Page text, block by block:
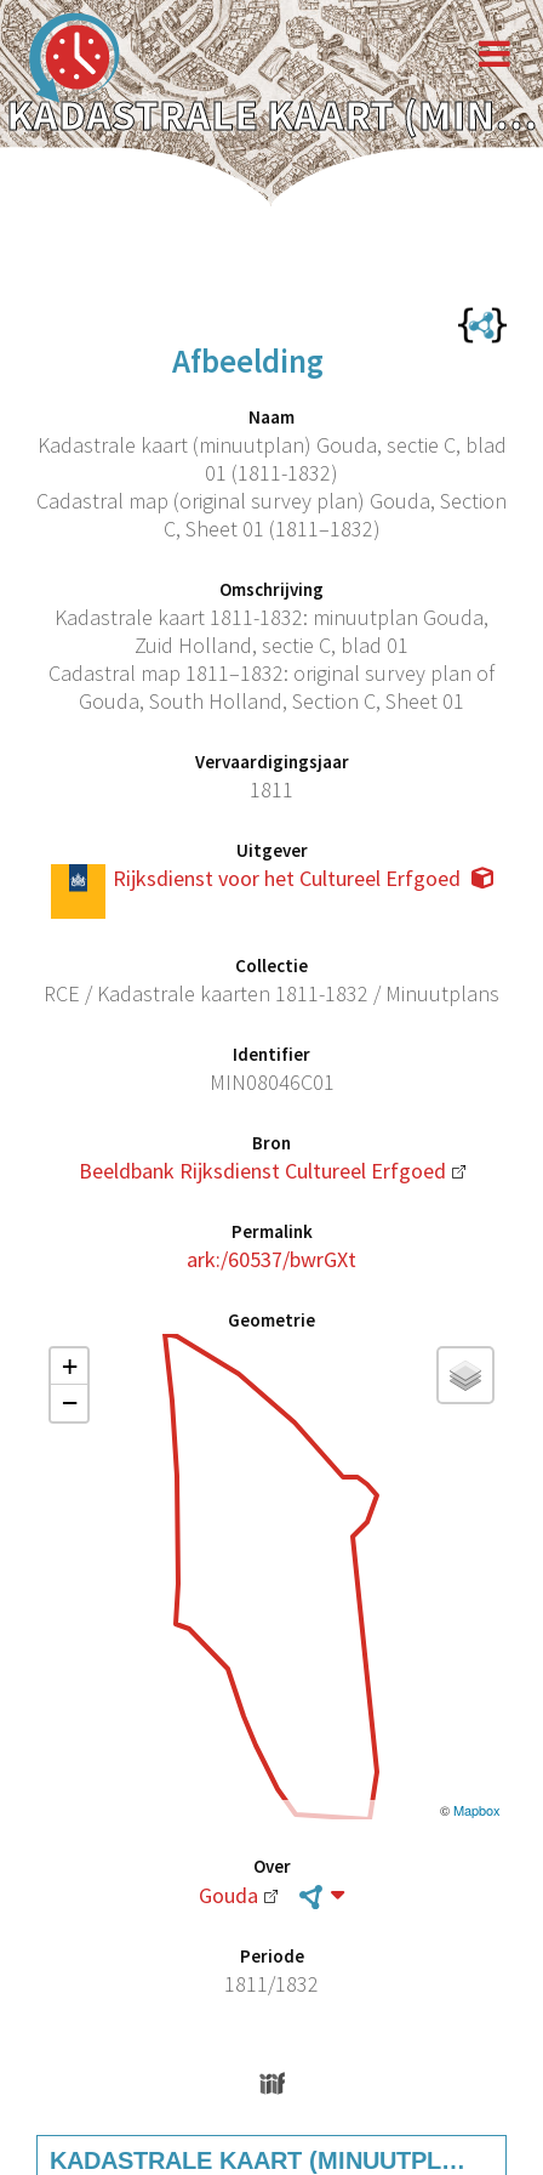
KADASTRALE KAART (MINUUTPLAN) GOUDA, SECTIE C, BLAD 01 (1811-1832)
Afbeelding
Naam
Kadastrale kaart (minuutplan) Gouda, sectie C, blad
01 (1811-1832)
Cadastral map (original survey plan) Gouda, Section
C, Sheet 01 (1811–1832)
Omschrijving
Kadastrale kaart 1811-1832: minuutplan Gouda,
Zuid Holland, sectie C, blad 01
Cadastral map 1811–1832: original survey plan of
Gouda, South Holland, Section C, Sheet 01
Vervaardigingsjaar
1811
Uitgever
Rijksdienst voor het Cultureel Erfgoed
Collectie
RCE / Kadastrale kaarten 1811-1832 / Minuutplans
Identifier
MIN08046C01
Bron
Beeldbank Rijksdienst Cultureel Erfgoed
Permalink
ark:/60537/bwrGXt
Geometrie
+
−
©Mapbox
Over
Gouda
Periode
1811/1832
Media Viewer KADASTRALE KAART (MINUUTPLAN) GOUDA, SECTIE C, BLAD 01 (1811-1832)